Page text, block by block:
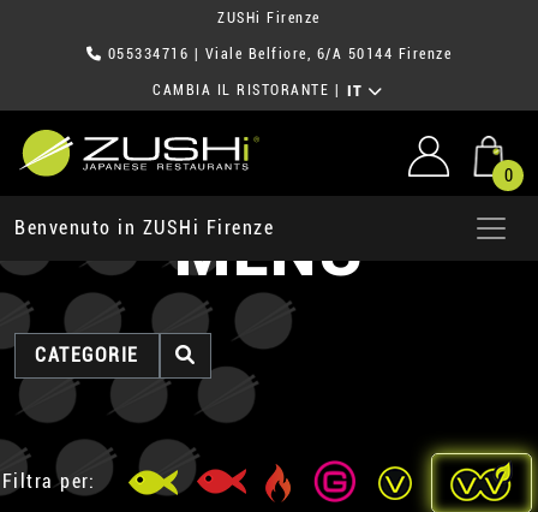
ZUSHi Firenze
055334716 | Viale Belfiore, 6/A 50144 Firenze
CAMBIA IL RISTORANTE IT
0
Benvenuto in ZUSHi Firenze
MENU
CATEGORIE
Filtra per: